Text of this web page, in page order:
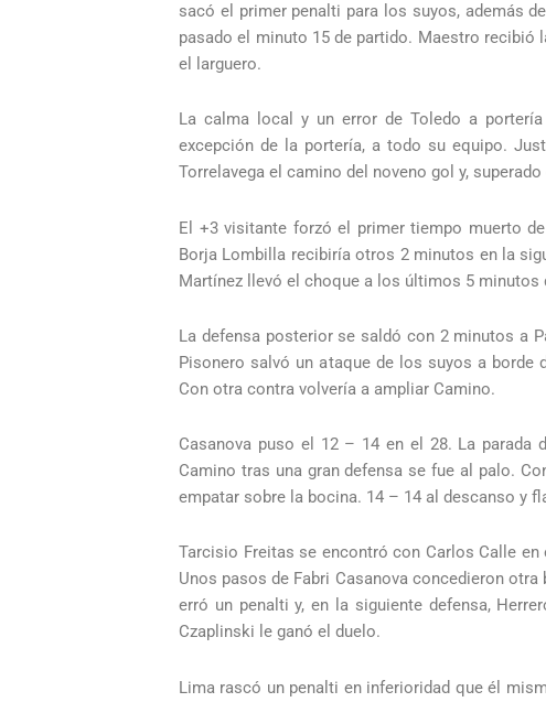
sacó el primer penalti para los suyos, además
pasado el minuto 15 de partido. Maestro recibió
el larguero.
La calma local y un error de Toledo a
excepción de la portería, a todo su equipo.
Torrelavega el camino del noveno gol y,
El +3 visitante forzó el primer tiempo muerto
Borja Lombilla recibiría otros 2 minutos en la
Martínez llevó el choque a los últimos 5 minutos
La defensa posterior se saldó con 2 minutos a
Pisonero salvó un ataque de los suyos a borde
Con otra contra volvería a ampliar Camino.
Casanova puso el 12 – 14 en el 28. La parada
Camino tras una gran defensa se fue al palo.
empatar sobre la bocina. 14 – 14 al descanso y
Tarcisio Freitas se encontró con Carlos Calle
Unos pasos de Fabri Casanova concedieron
erró un penalti y, en la siguiente defensa,
Czaplinski le ganó el duelo.
Lima rascó un penalti en inferioridad que él